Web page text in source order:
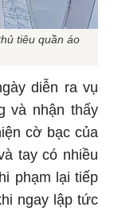
tiêu quần áo
diễn ra vụ
và nhận thấy
cờ bạc của
tay có nhiều
phạm lại tiếp
ngay lập tức